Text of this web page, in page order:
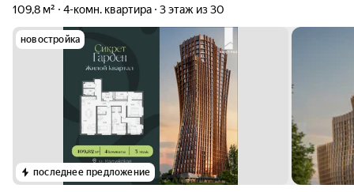
109,8 м² 4-комн. квартира 3 этаж из 30
новостройка
последнее предложение